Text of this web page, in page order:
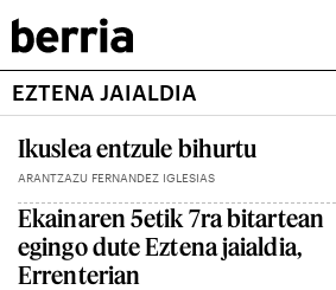
EZTENA JAIALDIA
Ikuslea entzule bihurtu
ARANTZAZU FERNANDEZ IGLESIAS
Ekainaren 5etik 7ra bitartean
egingo dute Eztena jaialdia,
Errenterian